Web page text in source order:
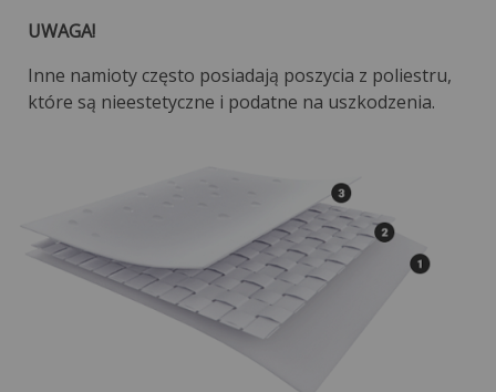
UWAGA!
Inne namioty często posiadają poszycia z poliestru,
które są nieestetyczne i podatne na uszkodzenia.